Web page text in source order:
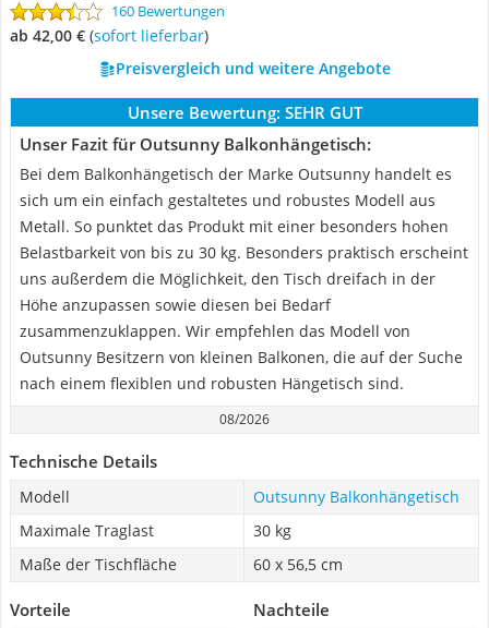
160 Bewertungen
ab 42,00 € ( Sofort lieferbar)
Preisvergleich und weitere Angebote
Unsere Bewertung: SEHR GUT
Unser Fazit für Outsunny Balkonhängetisch:
Bei dem Balkonhängetisch der Marke Outsunny handelt es
sich um ein einfach gestaltetes und robustes Modell aus
Metall. So punktet das Produkt mit einer besonders hohen
Belastbarkeit von bis zu 30 kg. Besonders praktisch erscheint
uns außerdem die Möglichkeit, den Tisch dreifach in der
Höhe anzupassen sowie diesen bei Bedarf
zusammenzuklappen. Wir empfehlen das Modell von
Outsunny Besitzern von kleinen Balkonen, die auf der Suche
nach einem flexiblen und robusten Hängetisch sind.
08/2026
Technische Details
Modell
Outsunny Balkonhängetisch
Maximale Traglast
30 kg
Maße der Tischfläche
60 x 56,5 cm
Vorteile Nachteile